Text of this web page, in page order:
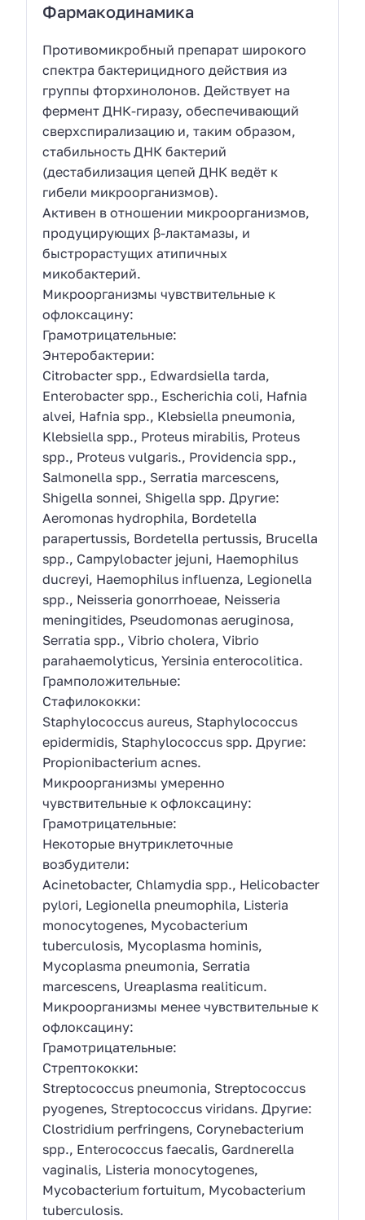
Фармакодинамика
Противомикробный препарат широкого
спектра бактерицидного действия из
группы фторхинолонов. Действует на
фермент ДНК-гиразу, обеспечивающий
сверхспирализацию и, таким образом,
стабильность ДНК бактерий
(дестабилизация цепей ДНК ведёт к
гибели микроорганизмов).
Активен в отношении микроорганизмов,
продуцирующих β-лактамазы, и
быстрорастущих атипичных
микобактерий.
Микроорганизмы чувствительные к
офлоксацину:
Грамотрицательные:
Энтеробактерии:
Citrobacter spp., Edwardsiella tarda,
Enterobacter spp., Escherichia coli, Hafnia
alvei, Hafnia spp., Klebsiella pneumonia,
Klebsiella spp., Proteus mirabilis, Proteus
spp., Proteus vulgaris., Providencia spp.,
Salmonella spp., Serratia marcescens,
Shigella sonnei, Shigella spp. Другие:
Aeromonas hydrophila, Bordetella
parapertussis, Bordetella pertussis, Brucella
spp., Campylobacter jejuni, Haemophilus
ducreyi, Haemophilus influenza, Legionella
spp., Neisseria gonorrhoeae, Neisseria
meningitides, Pseudomonas aeruginosa,
Serratia spp., Vibrio cholera, Vibrio
parahaemolyticus, Yersinia enterocolitica.
Грамположительные:
Стафилококки:
Staphylococcus aureus, Staphylococcus
epidermidis, Staphylococcus spp. Другие:
Propionibacterium acnes.
Микроорганизмы умеренно
чувствительные к офлоксацину:
Грамотрицательные:
Некоторые внутриклеточные
возбудители:
Acinetobacter, Chlamydia spp., Helicobacter
pylori, Legionella pneumophila, Listeria
monocytogenes, Mycobacterium
tuberculosis, Mycoplasma hominis,
Mycoplasma pneumonia, Serratia
marcescens, Ureaplasma realiticum.
Микроорганизмы менее чувствительные к
офлоксацину:
Грамотрицательные:
Стрептококки:
Streptococcus pneumonia, Streptococcus
pyogenes, Streptococcus viridans. Другие:
Clostridium perfringens, Corynebacterium
spp., Enterococcus faecalis, Gardnerella
vaginalis, Listeria monocytogenes,
Mycobacterium fortuitum, Mycobacterium
tuberculosis.